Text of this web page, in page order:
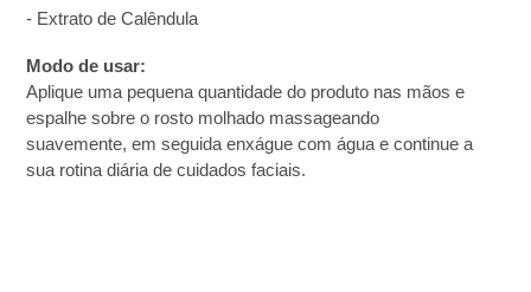
- Extrato de Calêndula
Modo de usar:
Aplique uma pequena quantidade do produto nas mãos e
espalhe sobre o rosto molhado massageando
suavemente, em seguida enxágue com água e continue a
sua rotina diária de cuidados faciais.